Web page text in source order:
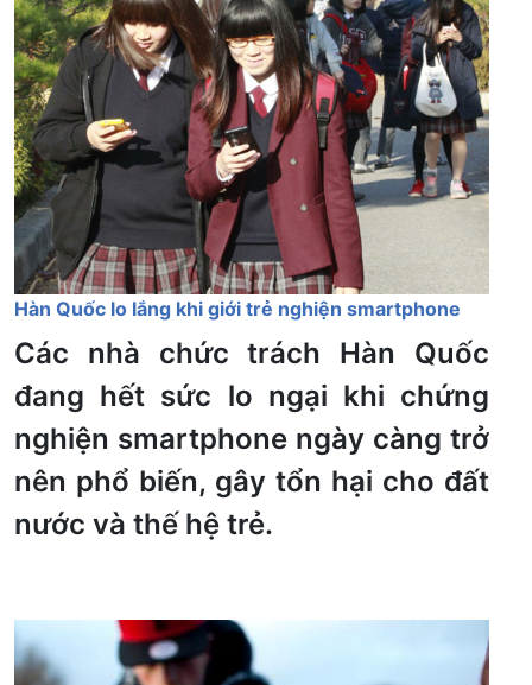
Hàn Quốc lo lắng khi giới trẻ nghiện smartphone
Các nhà chức trách Hàn Quốc
đang hết sức lo ngại khi chứng
nghiện smartphone ngày càng trở
nên phổ biến, gây tổn hại cho đất
nước và thế hệ trẻ.